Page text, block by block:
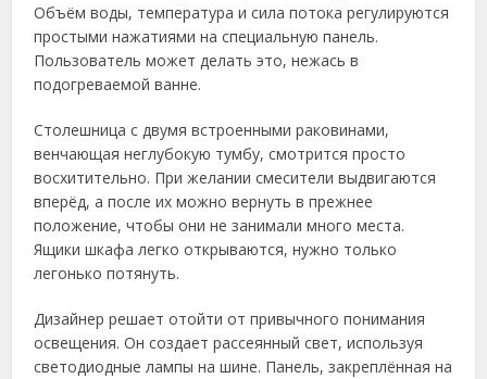
Объём воды, температура и сила потока регулируются
простыми нажатиями на специальную панель.
Пользователь может делать это, нежась в
подогреваемой ванне.
Столешница с двумя встроенными раковинами,
венчающая неглубокую тумбу, смотрится просто
восхитительно. При желании смесители выдвигаются
вперёд, а после их можно вернуть в прежнее
положение, чтобы они не занимали много места.
Ящики шкафа легко открываются, нужно только
легонько потянуть.
Дизайнер решает отойти от привычного понимания
освещения. Он создает рассеянный свет, используя
светодиодные лампы на шине. Панель, закреплённая на